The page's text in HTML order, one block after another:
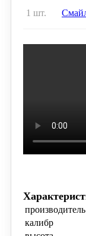
1 шт.
производитель
калибр